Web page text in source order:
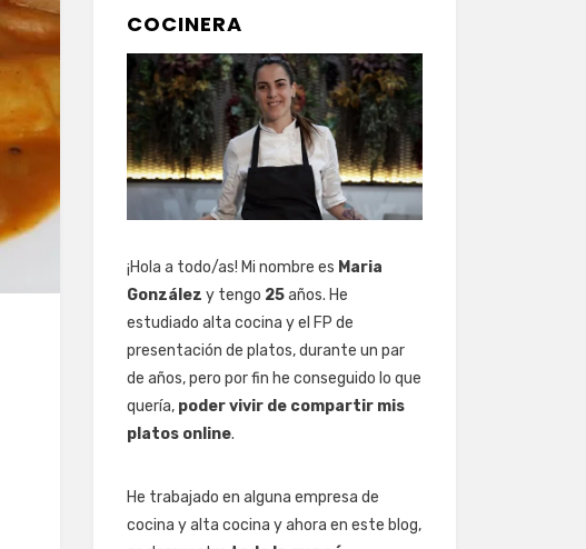
COCINERA
¡Hola a todo/as! Mi nombre es Maria
González y tengo 25años. He
estudiado alta cocina y el FP de
presentación de platos, durante un par
de años, pero por fin he conseguido lo que
quería, poder vivir de compartir mis
platos online.
He trabajado en alguna empresa de
cocina y alta cocina y ahora en este blog,